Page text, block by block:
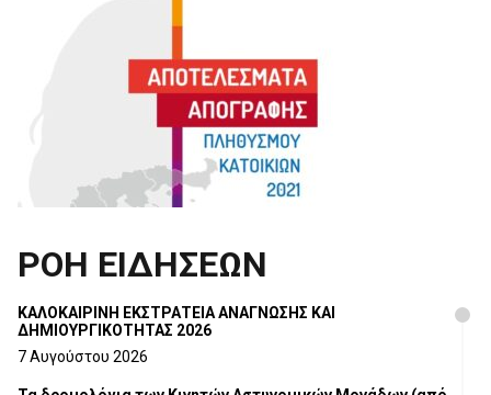
ΡΟΗ ΕΙΔΗΣΕΩΝ
ΚΑΛΟΚΑΙΡΙΝΗ ΕΚΣΤΡΑΤΕΙΑ ΑΝΑΓΝΩΣΗΣ ΚΑΙ
ΔΗΜΙΟΥΡΓΙΚΟΤΗΤΑΣ 2026
7 Αυγούστου 2026